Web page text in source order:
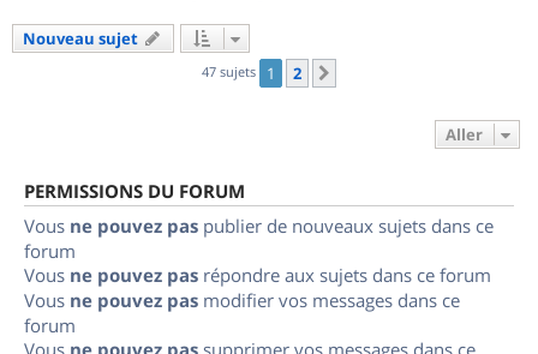
Nouveau sujet
47 sujets 1 2
Aller
PERMISSIONS DU FORUM
Vous ne pouvez pas publier de nouveaux sujets dans ce
forum
Vous ne pouvez pas répondre aux sujets dans ce forum
Vous ne pouvez pas modifier vos messages dans ce
forum
Vous
supprimer vos messages dans ce